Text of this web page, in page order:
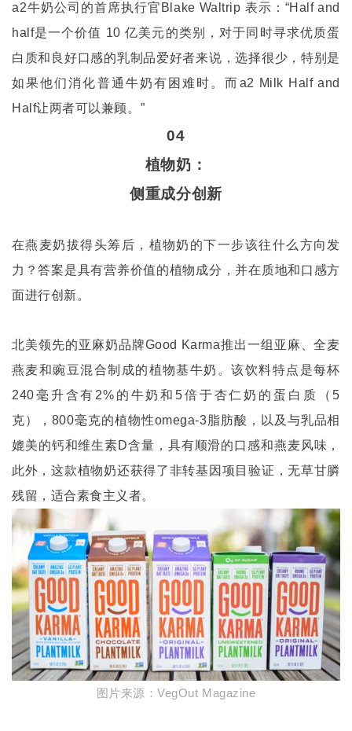
a2牛奶公司的首席执行官 Blake Waltrip 表示： “Half and
half是一个价值 10亿美元的类别，对于同时寻求优质蛋
白质和良好口感的乳制品爱好者来说，选择很少，特别是
如果他们消化普通牛奶有困难时。而a2 Milk Half and
Half让两者可以兼顾。 ”
04
植物奶：
侧重成分创新
在燕麦奶拔得头筹后，植物奶的下一步该往什么方向发
力？答案是具有营养价值的植物成分，并在质地和口感方
面进行创新。
北美领先的亚麻奶品牌Good Karma推出一组亚麻、全麦
燕麦和豌豆混合制成的植物基牛奶。该饮料特点是每杯
240毫升含有2% 的牛奶和5倍于杏仁奶的蛋白质（5
克）， 800毫克的植物性omega-3脂肪酸，以及与乳品相
媲美的钙和维生素D含量，具有顺滑的口感和燕麦风味，
此外，这款植物奶还获得了非转基因项目验证，无草甘膦
残留，适合素食主义者。
图片来源：VegOut Magazine